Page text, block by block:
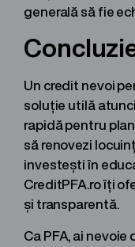
generală să fie
Un credit nevoi
soluție utilă
rapidă pentru
să renovezi
investești în
CreditPFA.ro îți
și transparentă.
Ca PFA, ai